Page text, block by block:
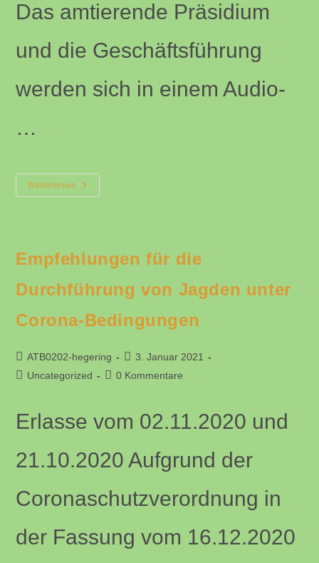
Das amtierende Präsidium
und die Geschäftsführung
werden sich in einem Audio-
…
Weiterlesen
LJV
Tagt
10:00
Uhr
Empfehlungen für die
Durchführung von Jagden unter
Corona-Bedingungen​
Beitrags-
Autor:
ATB0202-hegering
Beitrag
veröffentlicht:
3. Januar 2021
Beitrags-
Uncategorized
Beitrags-
0 Kommentare
Erlasse vom 02.11.2020 und
21.10.2020 Aufgrund der
Coronaschutzverordnung in
der Fassung vom 16.12.2020